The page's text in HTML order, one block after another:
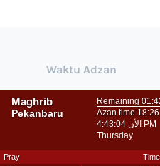
Waktu Adzan